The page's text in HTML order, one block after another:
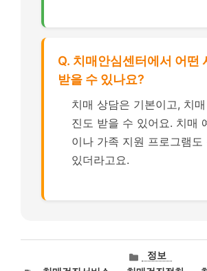
Q. 치매안심센터에서 어떤
받을 수 있나요?
치매 상담은 기본이고, 치
진도 받을 수 있어요. 치매
이나 가족 지원 프로그램도
있더라고요.
카
테
정보